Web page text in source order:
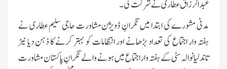
عبدالرزاق عطاری نےشرکت کی۔
مدنی مشورے کی ابتدا میں نگرانِ ڈویژن مشاورت حاجی سلیم عطاری نے
ہفتہ وار اجتماع کی تعداد بڑھانے اور انتظامات کو بہتر کرنے کا ذہن دیا نیز
تاندلیانوالہ سٹی کے ہفتہ وار اجتماع میں ہونے والے نگرانِ پاکستان مشاورت